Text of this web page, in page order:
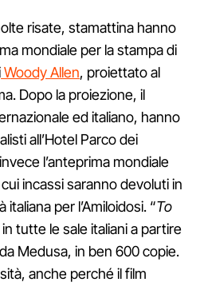
risate, stamattina hanno
mondiale per la stampa di
Woody Allen, proiettato al
Dopo la proiezione, il
ed italiano, hanno
all’Hotel Parco dei
l’anteprima mondiale
incassi saranno devoluti in
per l’Amiloidosi. “To
in tutte le sale italiani a partire
Medusa, in ben 600 copie.
anche perché il film